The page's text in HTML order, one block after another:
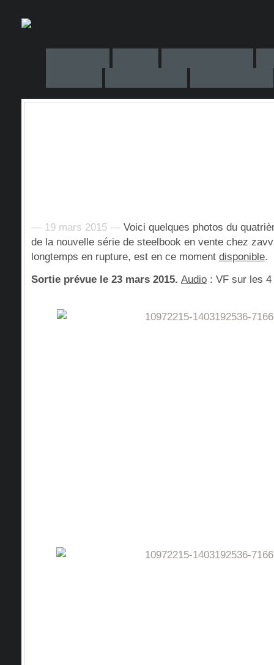
— 19 mars 2015 — Voici quelques photos du
de la nouvelle série de steelbook en vente chez
longtemps en rupture, est en ce moment disponible.
Sortie prévue le 23 mars 2015. Audio : VF sur les